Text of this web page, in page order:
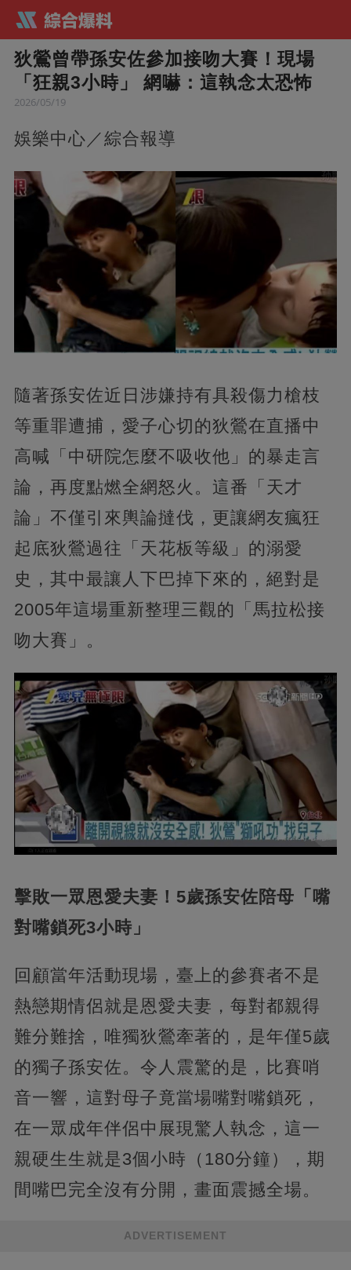
狄鶯曾帶孫安佐參加接吻大賽！現場
「狂親3小時」 網嚇：這執念太恐怖
2026/05/19
娛樂中心／綜合報導
隨著孫安佐近日涉嫌持有具殺傷力槍枝
等重罪遭捕，愛子心切的狄鶯在直播中
高喊「中研院怎麼不吸收他」的暴走言
論，再度點燃全網怒火。這番「天才
論」不僅引來輿論撻伐，更讓網友瘋狂
起底狄鶯過往「天花板等級」的溺愛
史，其中最讓人下巴掉下來的，絕對是
2005年這場重新整理三觀的「馬拉松接
吻大賽」。
擊敗一眾恩愛夫妻！5歲孫安佐陪母「嘴
對嘴鎖死3小時」
回顧當年活動現場，臺上的參賽者不是
熱戀期情侶就是恩愛夫妻，每對都親得
難分難捨，唯獨狄鶯牽著的，是年僅5歲
的獨子孫安佐。令人震驚的是，比賽哨
音一響，這對母子竟當場嘴對嘴鎖死，
在一眾成年伴侶中展現驚人執念，這一
親硬生生就是3個小時（180分鐘），期
間嘴巴完全沒有分開，畫面震撼全場。
ADVERTISEMENT